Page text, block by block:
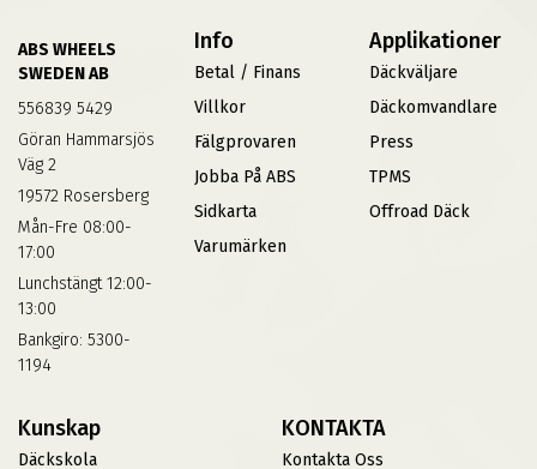
ABS WHEELS
SWEDEN AB
556839 5429
Göran Hammarsjös
Väg 2
19572 Rosersberg
Mån-Fre 08:00-
17:00
Lunchstängt 12:00-
13:00
Bankgiro: 5300-
1194
Info
Betal / Finans
Villkor
Fälgprovaren
Jobba På ABS
Sidkarta
Varumärken
Applikationer
Däckväljare
Däckomvandlare
Press
TPMS
Offroad Däck
Kunskap
Däckskola
KONTAKTA
Kontakta Oss